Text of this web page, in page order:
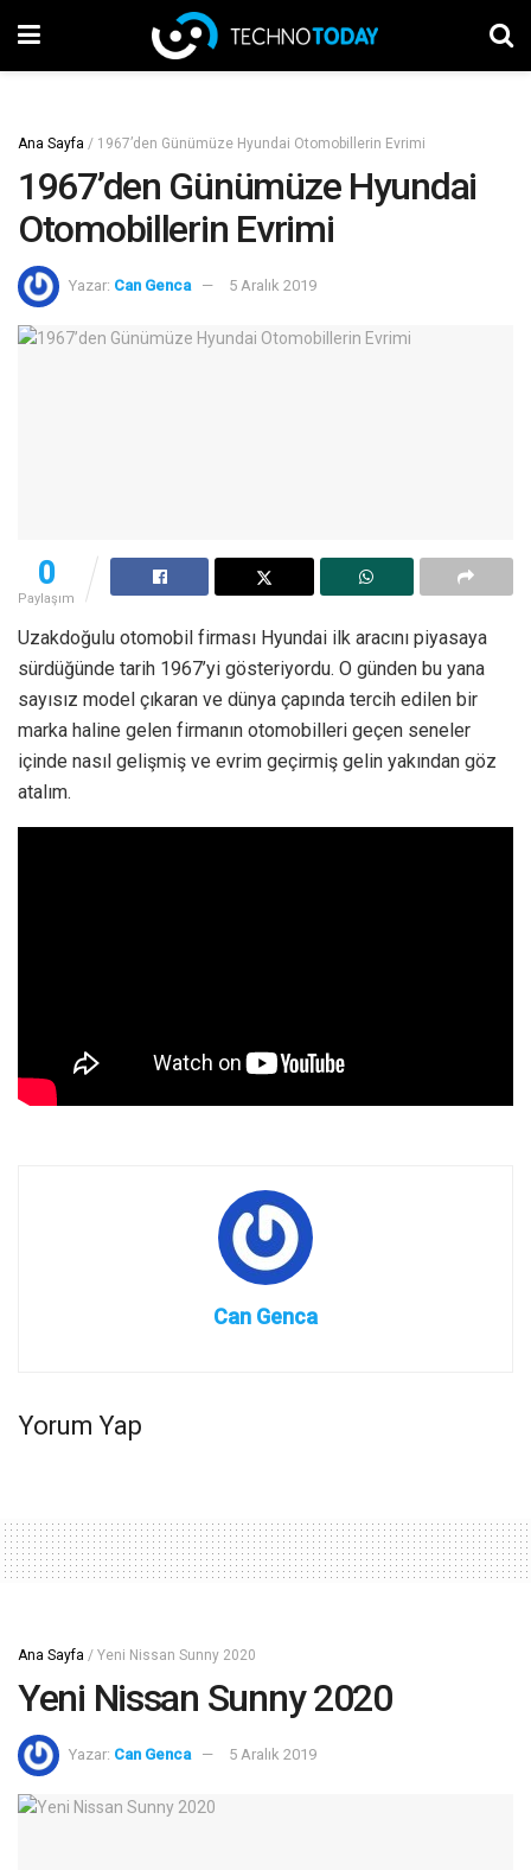
Ana Sayfa / 1967’den Günümüze Hyundai Otomobillerin Evrimi
1967’den Günümüze Hyundai
Otomobillerin Evrimi
Yazar: Can Genca 5 Aralık 2019
0
Paylaşım
Uzakdoğulu otomobil firması Hyundai ilk aracını piyasaya
sürdüğünde tarih 1967’yi gösteriyordu. O günden bu yana
sayısız model çıkaran ve dünya çapında tercih edilen bir
marka haline gelen firmanın otomobilleri geçen seneler
içinde nasıl gelişmiş ve evrim geçirmiş gelin yakından göz
atalım.
Can Genca
Yorum Yap
Ana Sayfa / Yeni Nissan Sunny 2020
Yeni Nissan Sunny 2020
Yazar: Can Genca 5 Aralık 2019